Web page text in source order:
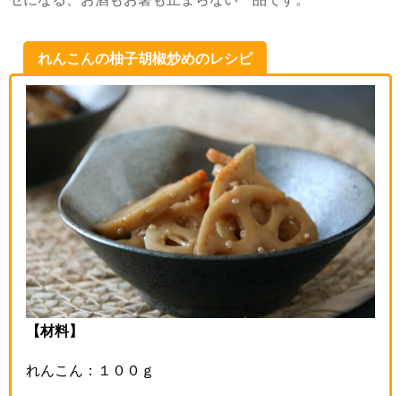
れんこんの柚子胡椒炒めのレシピ
【材料】
れんこん：１００ｇ